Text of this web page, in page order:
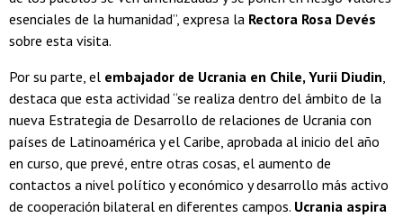
esenciales de la humanidad”, expresa la Rectora Rosa Devés
sobre esta visita.
Por su parte, el embajador de Ucrania en Chile, Yurii Diudin,
destaca que esta actividad “se realiza dentro del ámbito de la
nueva Estrategia de Desarrollo de relaciones de Ucrania con
países de Latinoamérica y el Caribe, aprobada al inicio del año
en curso, que prevé, entre otras cosas, el aumento de
contactos a nivel político y económico y desarrollo más activo
de cooperación bilateral en diferentes campos. Ucrania aspira